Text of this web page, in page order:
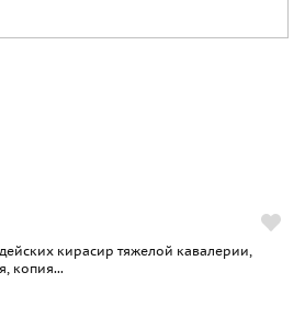
кирасир тяжелой кавалерии,
копия...